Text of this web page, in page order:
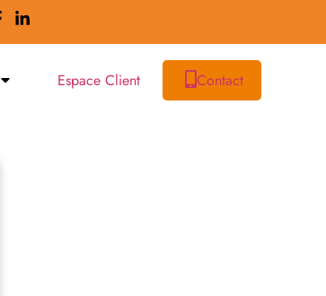
Espace Client Contact